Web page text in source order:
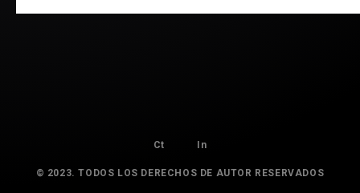
Ct In
© 2023. TODOS LOS DERECHOS DE AUTOR RESERVADOS